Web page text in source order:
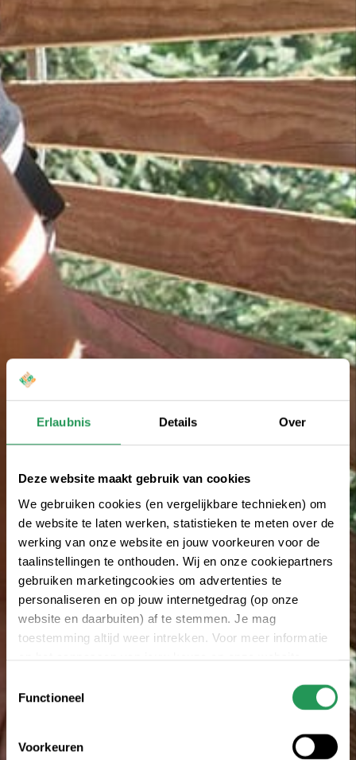
Erlaubnis Details Over
Deze website maakt gebruik van cookies
We gebruiken cookies (en vergelijkbare technieken) om
de website te laten werken, statistieken te meten over de
werking van onze website en jouw voorkeuren voor de
taalinstellingen te onthouden. Wij en onze cookiepartners
gebruiken marketingcookies om advertenties te
personaliseren en op jouw internetgedrag (op onze
website en daarbuiten) af te stemmen. Je mag
toestemming altijd weer intrekken. Voor meer informatie
Functioneel
Voorkeuren